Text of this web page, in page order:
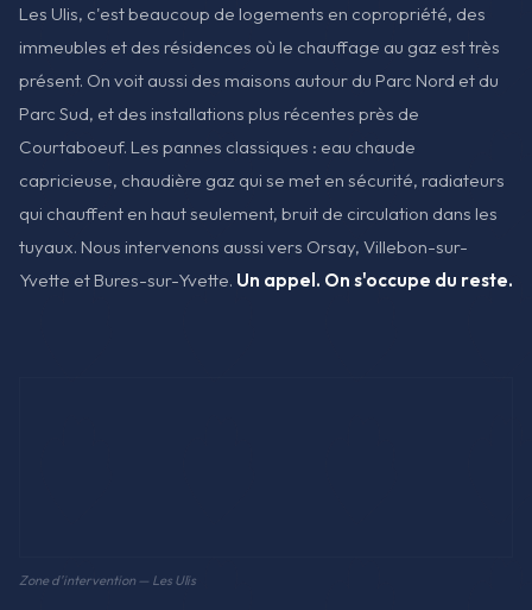
Les Ulis, c'est beaucoup de logements en copropriété, des
immeubles et des résidences où le chauffage au gaz est très
présent. On voit aussi des maisons autour du Parc Nord et du
Parc Sud, et des installations plus récentes près de
Courtaboeuf. Les pannes classiques : eau chaude
capricieuse, chaudière gaz qui se met en sécurité, radiateurs
qui chauffent en haut seulement, bruit de circulation dans les
tuyaux. Nous intervenons aussi vers Orsay, Villebon-sur-
Yvette et Bures-sur-Yvette. Un appel. On s'occupe du reste.
Zone d'intervention — Les Ulis